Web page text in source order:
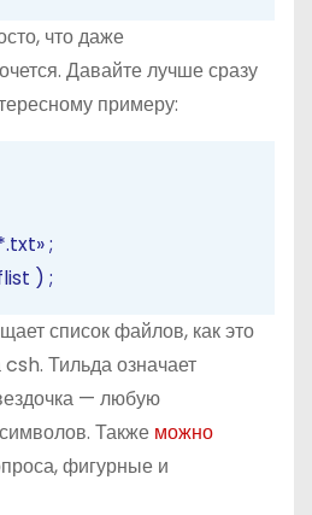
что даже
Давайте лучше сразу
примеру:
;
) ;
список файлов, как это
Тильда означает
— любую
Также можно
фигурные и